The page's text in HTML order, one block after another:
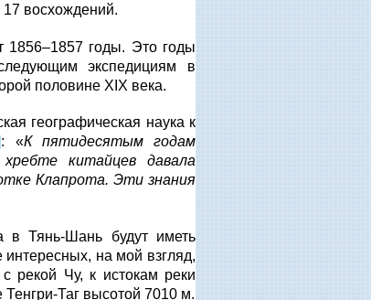
восхождений.
1856–1857 годы. Это годы
экспедициям в
половине XIX века.
географическая наука к
: «К пятидесятым годам
китайцев давала
Клапрота. Эти знания
в Тянь-Шань будут иметь
на мой взгляд,
рекой Чу, к истокам реки
Таг высотой 7010 м.